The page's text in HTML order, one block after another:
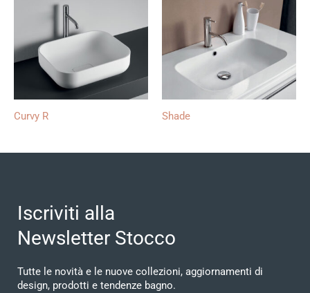
Curvy R Shade
Iscriviti alla
Newsletter Stocco
Tutte le novità e le nuove collezioni, aggiornamenti di
design, prodotti e tendenze bagno.